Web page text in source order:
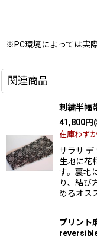
※PC環境によっては実
関連商品
刺繍半幅
41,800円
在庫わずか
サラサ デ
生地に花
す。裏地
り、結び
めるオス
プリント